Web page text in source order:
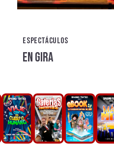
ESPECTÁCULOS
EN GIRA